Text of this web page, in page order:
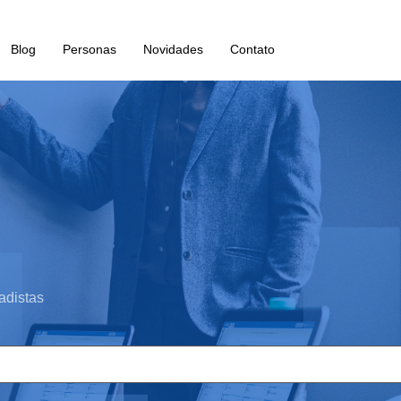
Blog Personas Novidades Contato